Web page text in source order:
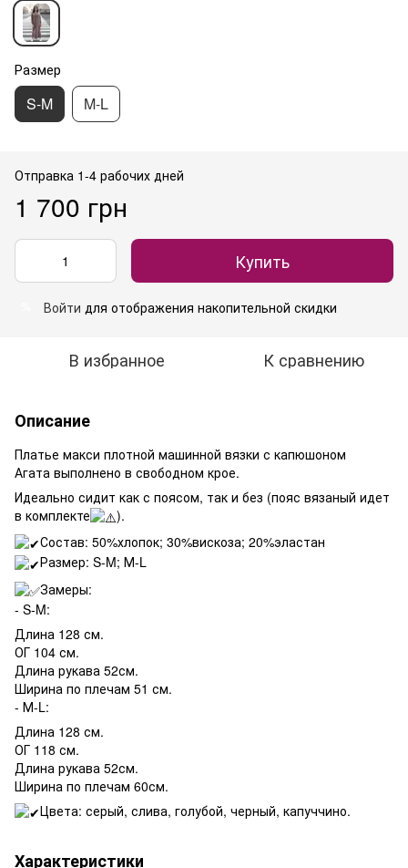
Размер
S-M M-L
Отправка 1-4 рабочих дней
1 700 грн
Купить
Войти для отображения накопительной скидки
В избранное К сравнению
Описание
Платье макси плотной машинной вязки с капюшоном
Агата выполнено в свободном крое.
Идеально сидит как с поясом, так и без (пояс вязаный идет
в комплекте
).
Состав: 50%хлопок; 30%вискоза; 20%эластан
Размер: S-M; М-L
Замеры:
- S-M:
Длина 128 см.
ОГ 104 см.
Длина рукава 52см.
Ширина по плечам 51 см.
- М-L:
Длина 128 см.
ОГ 118 см.
Длина рукава 52см.
Ширина по плечам 60см.
Цвета: серый, слива, голубой, черный, капуччино.
Характеристики